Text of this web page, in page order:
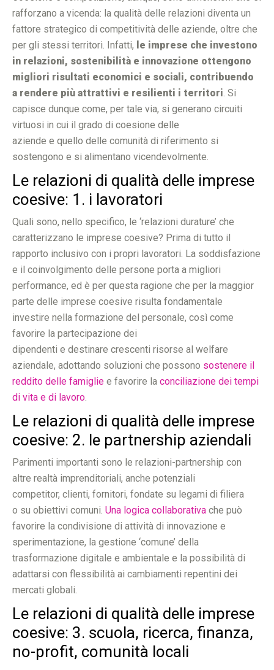
rafforzano a vicenda: la qualità delle relazioni diventa un
fattore strategico di competitività delle aziende, oltre che
per gli stessi territori. Infatti, le imprese che investono
in relazioni, sostenibilità e innovazione ottengono
migliori risultati economici e sociali, contribuendo
a rendere più attrattivi e resilienti i territori. Si
capisce dunque come, per tale via, si generano circuiti
virtuosi in cui il grado di coesione delle
aziende e quello delle comunità di riferimento si
sostengono e si alimentano vicendevolmente.
Le relazioni di qualità delle imprese
coesive: 1. i lavoratori
Quali sono, nello specifico, le ‘relazioni durature’ che
caratterizzano le imprese coesive? Prima di tutto il
rapporto inclusivo con i propri lavoratori. La soddisfazione
e il coinvolgimento delle persone porta a migliori
performance, ed è per questa ragione che per la maggior
parte delle imprese coesive risulta fondamentale
investire nella formazione del personale, così come
favorire la partecipazione dei
dipendenti e destinare crescenti risorse al welfare
aziendale, adottando soluzioni che possono sostenere il
reddito delle famiglie e favorire la conciliazione dei tempi
di vita e di lavoro.
Le relazioni di qualità delle imprese
coesive: 2. le partnership aziendali
Parimenti importanti sono le relazioni-partnership con
altre realtà imprenditoriali, anche potenziali
competitor, clienti, fornitori, fondate su legami di filiera
o su obiettivi comuni. Una logica collaborativa che può
favorire la condivisione di attività di innovazione e
sperimentazione, la gestione ‘comune’ della
trasformazione digitale e ambientale e la possibilità di
adattarsi con flessibilità ai cambiamenti repentini dei
mercati globali.
Le relazioni di qualità delle imprese
coesive: 3. scuola, ricerca, finanza,
no-profit, comunità locali